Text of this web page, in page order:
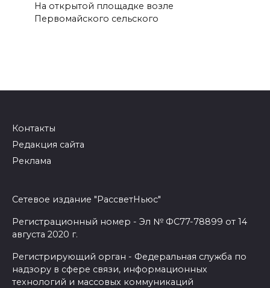
На открытой площадке возле
Первомайского сельского
Контакты
Редакция сайта
Реклама
Сетевое издание "РассветНьюс"
Регистрационный номер - Эл № ФС77-78899 от 14
августа 2020 г.
Регистрирующий орган - Федеральная служба по
надзору в сфере связи, информационных
технологий и массовых коммуникаций